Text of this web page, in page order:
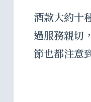
酒款大約十
過服務親切
節也都注意